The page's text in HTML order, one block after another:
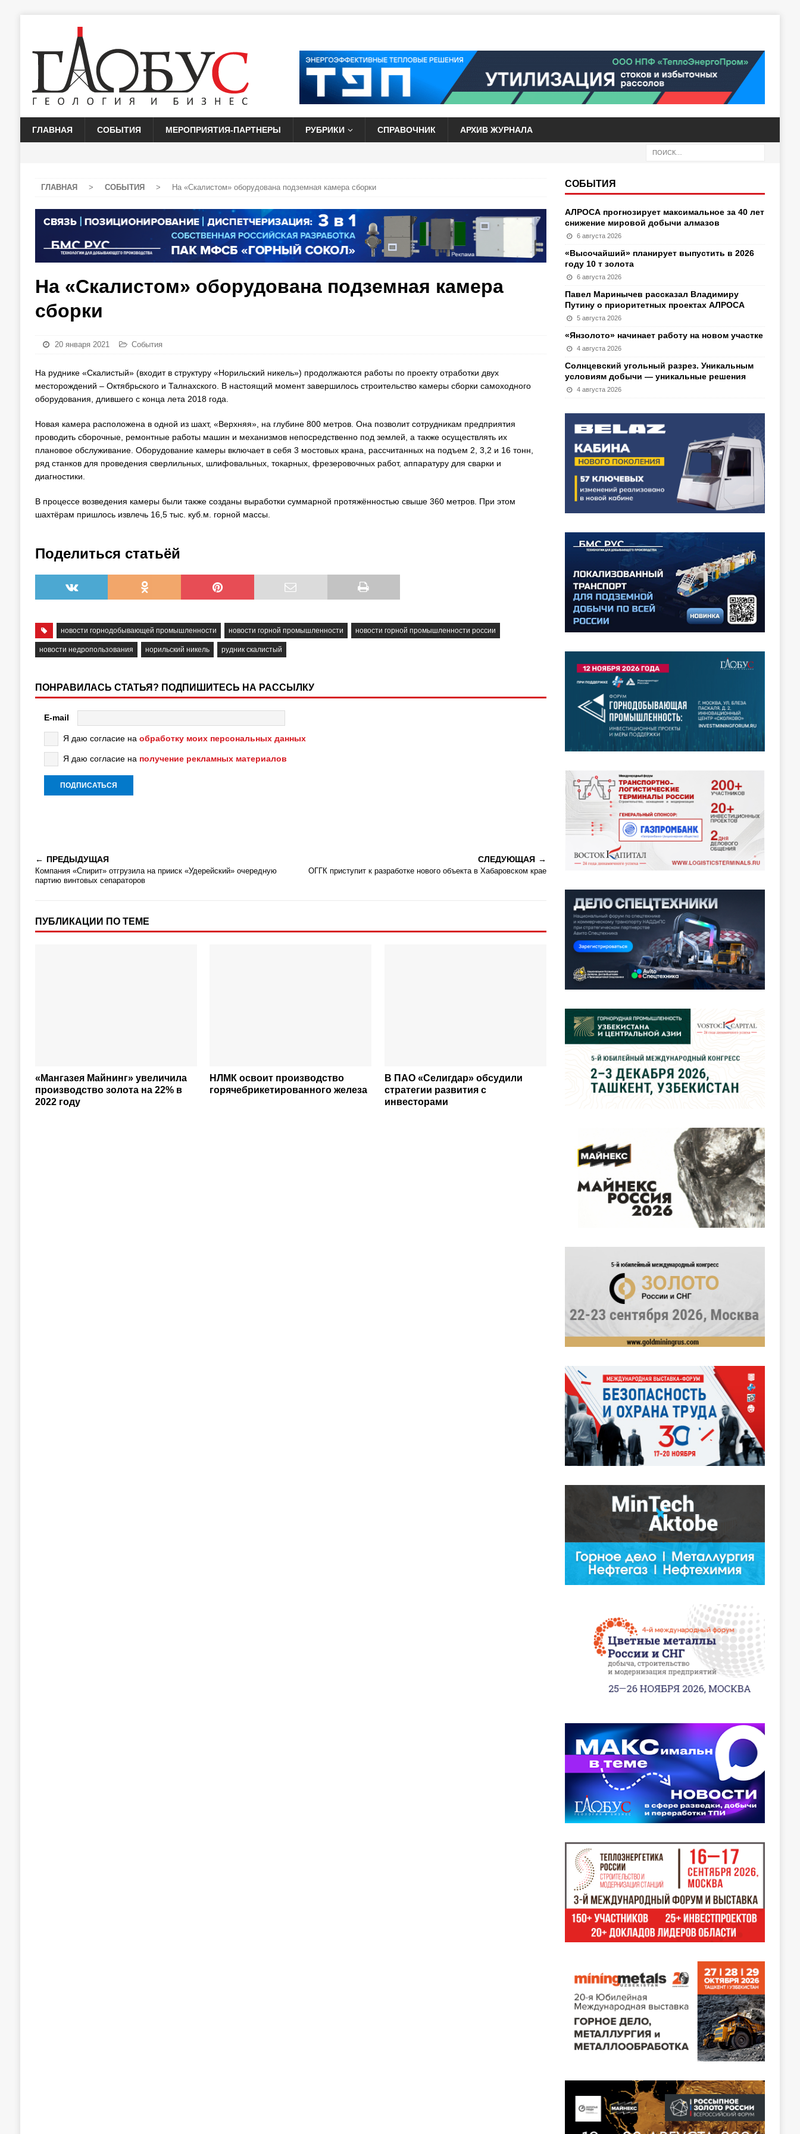
ГЛАВНАЯ СОБЫТИЯ МЕРОПРИЯТИЯ-ПАРТНЕРЫ РУБРИКИ СПРАВОЧНИК АРХИВ ЖУРНАЛА
ГЛАВНАЯ > СОБЫТИЯ > На «Скалистом» оборудована подземная камера сборки
На «Скалистом» оборудована подземная камера
сборки
20 января 2021 События
На руднике «Скалистый» (входит в структуру «Норильский никель») продолжаются работы по проекту отработки двух
месторождений – Октябрьского и Талнахского. В настоящий момент завершилось строительство камеры сборки самоходного
оборудования, длившего с конца лета 2018 года.
Новая камера расположена в одной из шахт, «Верхняя», на глубине 800 метров. Она позволит сотрудникам предприятия
проводить сборочные, ремонтные работы машин и механизмов непосредственно под землей, а также осуществлять их
плановое обслуживание. Оборудование камеры включает в себя 3 мостовых крана, рассчитанных на подъем 2, 3,2 и 16 тонн,
ряд станков для проведения сверлильных, шлифовальных, токарных, фрезеровочных работ, аппаратуру для сварки и
диагностики.
В процессе возведения камеры были также созданы выработки суммарной протяжённостью свыше 360 метров. При этом
шахтёрам пришлось извлечь 16,5 тыс. куб.м. горной массы.
Поделиться статьёй
новости горнодобывающей промышленности новости горной промышленности новости горной промышленности россии
новости недропользования норильский никель рудник скалистый
ПОНРАВИЛАСЬ СТАТЬЯ? ПОДПИШИТЕСЬ НА РАССЫЛКУ
E-mail
Я даю согласие на обработку моих персональных данных
Я даю согласие на получение рекламных материалов
ПРЕДЫДУЩАЯ
Компания «Спирит» отгрузила на прииск «Удерейский» очередную
партию винтовых сепараторов
СЛЕДУЮЩАЯ
ОГГК приступит к разработке нового объекта в Хабаровском крае
ПУБЛИКАЦИИ ПО ТЕМЕ
«Мангазея Майнинг» увеличила
производство золота на 22% в
2022 году
НЛМК освоит производство
горячебрикетированного железа
В ПАО «Селигдар» обсудили
стратегии развития с
инвесторами
СОБЫТИЯ
АЛРОСА прогнозирует максимальное за 40 лет
снижение мировой добычи алмазов
6 августа 2026
«Высочайший» планирует выпустить в 2026
году 10 т золота
6 августа 2026
Павел Маринычев рассказал Владимиру
Путину о приоритетных проектах АЛРОСА
5 августа 2026
«Янзолото» начинает работу на новом участке
4 августа 2026
Солнцевский угольный разрез. Уникальным
условиям добычи — уникальные решения
4 августа 2026